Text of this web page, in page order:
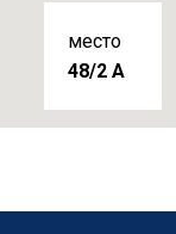
место
48/2 A